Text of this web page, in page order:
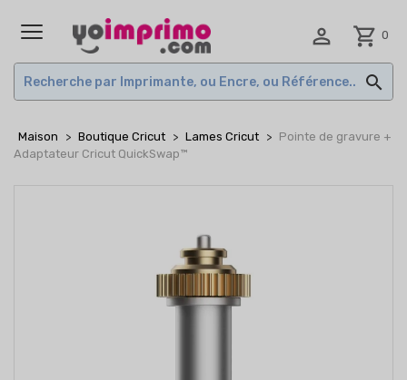
 shopping_cart 0

Maison Boutique Cricut Lames Cricut
Pointe de gravure +
Adaptateur Cricut QuickSwap™